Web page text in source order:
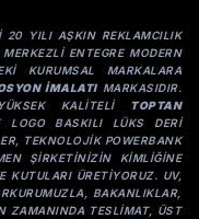
20 YILI AŞKIN REKLAMCILIK
ENTEGRE MODERN
KURUMSAL MARKALARA
IMALATIMARKASIDIR.
KALITELI
TOPTAN
BASKILI LÜKS DERI
TEKNOLOJIK POWERBANK
ŞIRKETINIZIN KIMLIĞINE
KUTULARI ÜRETIYORUZ. UV,
BAKANLIKLAR,
ZAMANINDA TESLIMAT, ÜST